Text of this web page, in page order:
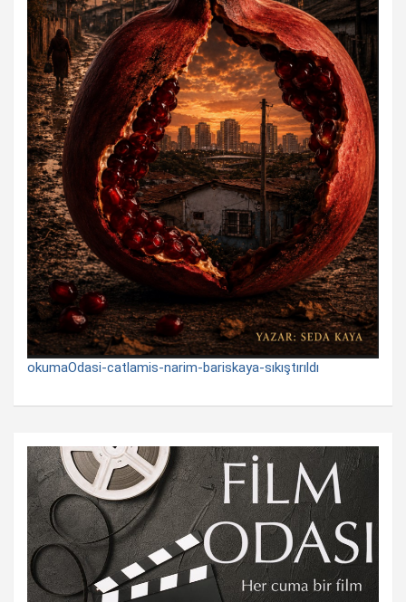
okumaOdasi-catlamis-narim-bariskaya-sıkıştırıldı